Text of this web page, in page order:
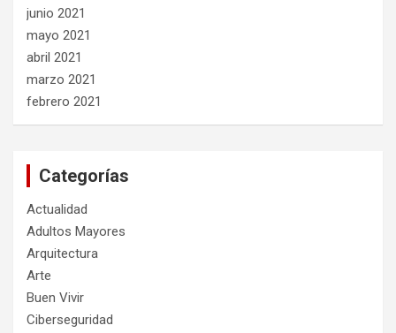
junio 2021
mayo 2021
abril 2021
marzo 2021
febrero 2021
Categorías
Actualidad
Adultos Mayores
Arquitectura
Arte
Buen Vivir
Ciberseguridad